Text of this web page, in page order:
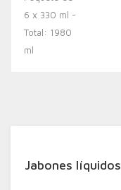
Jabones líquidos